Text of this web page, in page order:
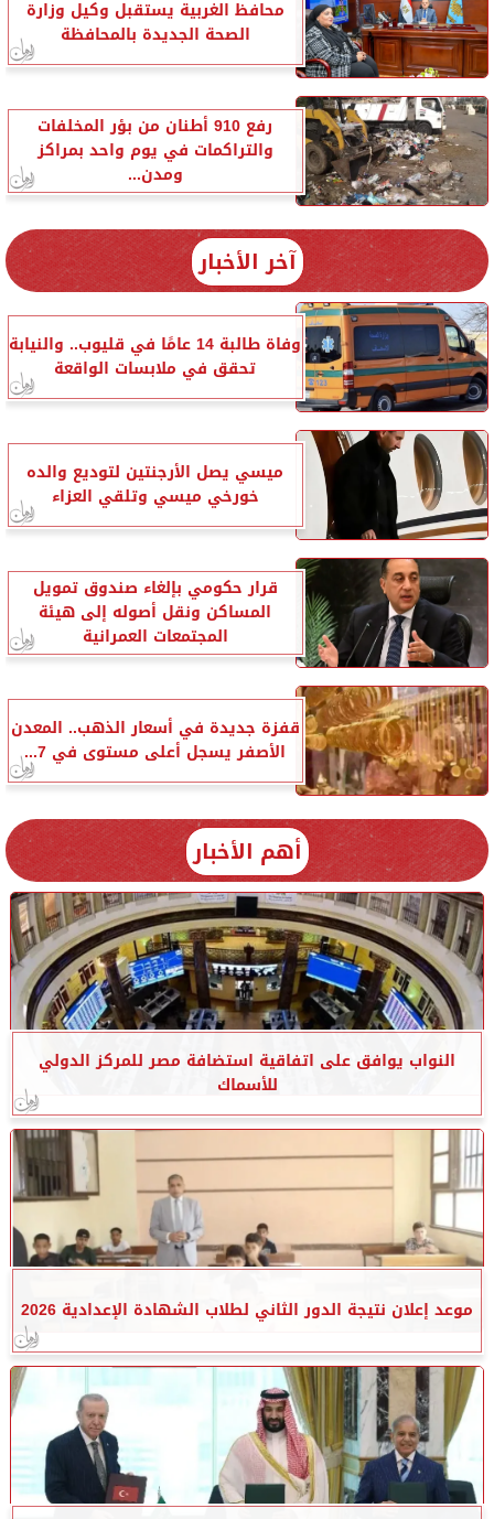
محافظ الغربية يستقبل وكيل وزارة
الصحة الجديدة بالمحافظة
رفع 910 أطنان من بؤر المخلفات
والتراكمات في يوم واحد بمراكز
ومدن...
آخر الأخبار
وفاة طالبة 14 عامًا في قليوب.. والنيابة
تحقق في ملابسات الواقعة
ميسي يصل الأرجنتين لتوديع والده
خورخي ميسي وتلقي العزاء
قرار حكومي بإلغاء صندوق تمويل
المساكن ونقل أصوله إلى هيئة
المجتمعات العمرانية
قفزة جديدة في أسعار الذهب.. المعدن
الأصفر يسجل أعلى مستوى في 7...
أهم الأخبار
النواب يوافق على اتفاقية استضافة مصر للمركز الدولي
للأسماك
موعد إعلان نتيجة الدور الثاني لطلاب الشهادة الإعدادية 2026